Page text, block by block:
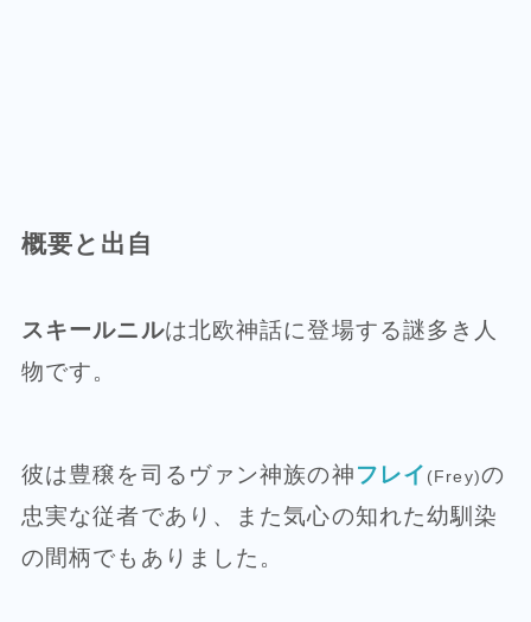
概要と出自
スキールニルは北欧神話に登場する謎多き人
物です。
彼は豊穣を司るヴァン神族の神フレイ (Frey)の
忠実な従者であり、また気心の知れた幼馴染
の間柄でもありました。